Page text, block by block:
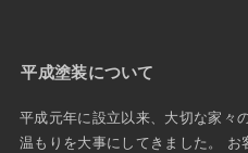
平成塗装について
平成元年に設立以来、大切な家々
温もりを大事にしてきました。